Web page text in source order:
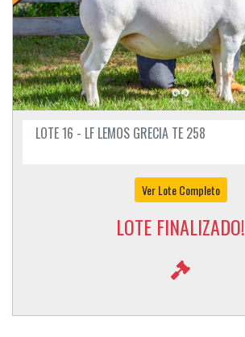
LOTE 16 - LF LEMOS GRECIA TE 258
Ver Lote Completo
LOTE FINALIZADO!